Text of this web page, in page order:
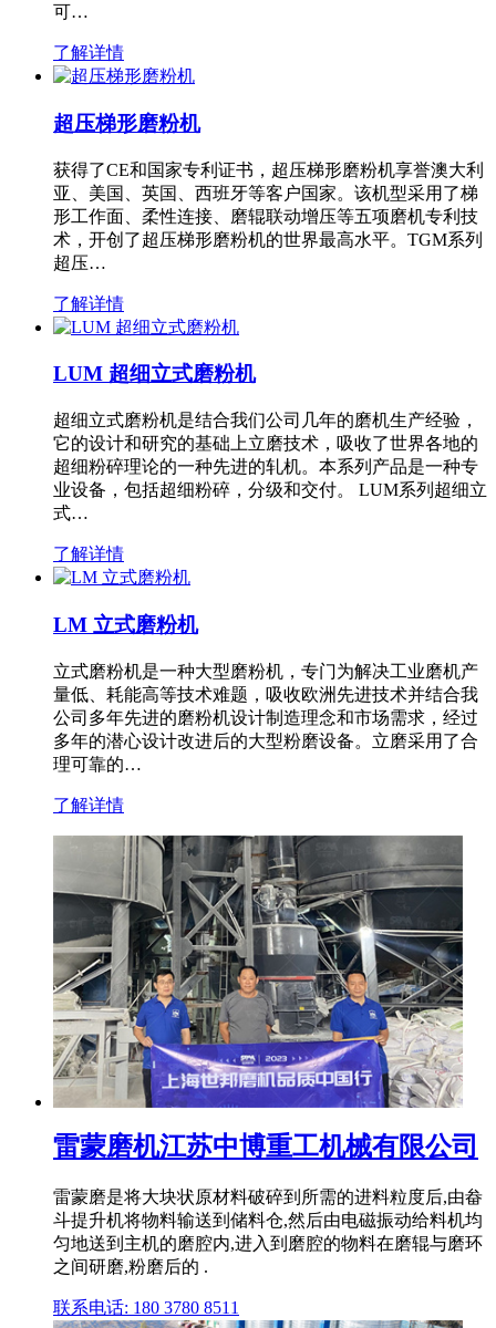
可…
了解详情
超压梯形磨粉机
获得了CE和国家专利证书，超压梯形磨粉机享誉澳大利
亚、美国、英国、西班牙等客户国家。该机型采用了梯
形工作面、柔性连接、磨辊联动增压等五项磨机专利技
术，开创了超压梯形磨粉机的世界最高水平。TGM系列
超压…
了解详情
LUM 超细立式磨粉机
超细立式磨粉机是结合我们公司几年的磨机生产经验，
它的设计和研究的基础上立磨技术，吸收了世界各地的
超细粉碎理论的一种先进的轧机。本系列产品是一种专
业设备，包括超细粉碎，分级和交付。 LUM系列超细立
式…
了解详情
LM 立式磨粉机
立式磨粉机是一种大型磨粉机，专门为解决工业磨机产
量低、耗能高等技术难题，吸收欧洲先进技术并结合我
公司多年先进的磨粉机设计制造理念和市场需求，经过
多年的潜心设计改进后的大型粉磨设备。立磨采用了合
理可靠的…
了解详情
雷蒙磨机江苏中博重工机械有限公司
雷蒙磨是将大块状原材料破碎到所需的进料粒度后,由畚
斗提升机将物料输送到储料仓,然后由电磁振动给料机均
匀地送到主机的磨腔内,进入到磨腔的物料在磨辊与磨环
之间研磨,粉磨后的 .
联系电话: 180 3780 8511